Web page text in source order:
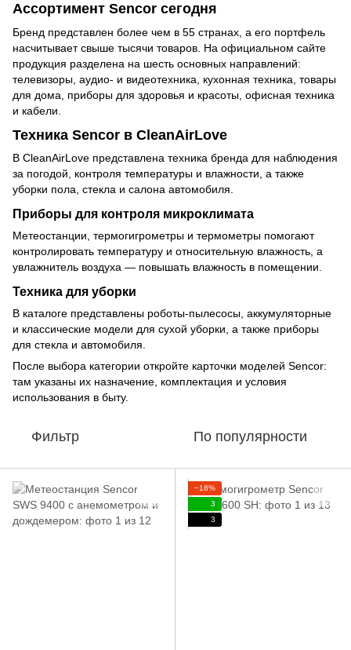
Ассортимент Sencor сегодня
Бренд представлен более чем в 55 странах, а его портфель
насчитывает свыше тысячи товаров. На официальном сайте
продукция разделена на шесть основных направлений:
телевизоры, аудио- и видеотехника, кухонная техника, товары
для дома, приборы для здоровья и красоты, офисная техника
и кабели.
Техника Sencor в CleanAirLove
В CleanAirLove представлена техника бренда для наблюдения
за погодой, контроля температуры и влажности, а также
уборки пола, стекла и салона автомобиля.
Приборы для контроля микроклимата
Метеостанции, термогигрометры и термометры помогают
контролировать температуру и относительную влажность, а
увлажнитель воздуха — повышать влажность в помещении.
Техника для уборки
В каталоге представлены роботы-пылесосы, аккумуляторные
и классические модели для сухой уборки, а также приборы
для стекла и автомобиля.
После выбора категории откройте карточки моделей Sencor:
там указаны их назначение, комплектация и условия
использования в быту.
Фильтр По популярности
−18%
3
3